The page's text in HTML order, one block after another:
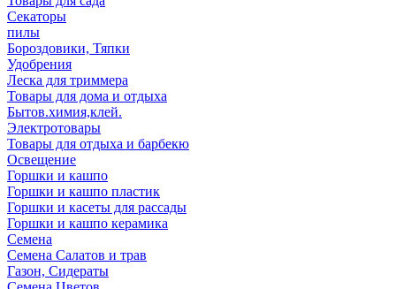
Секаторы
пилы
Бороздовики, Тяпки
Удобрения
Леска для триммера
Товары для дома и отдыха
Бытов.химия,клей.
Электротовары
Товары для отдыха и барбекю
Освещение
Горшки и кашпо
Горшки и кашпо пластик
Горшки и касеты для рассады
Горшки и кашпо керамика
Семена
Семена Салатов и трав
Газон, Сидераты